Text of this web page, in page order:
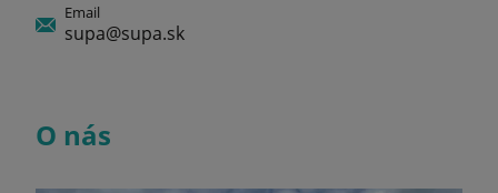
Email
supa@supa.sk
O nás